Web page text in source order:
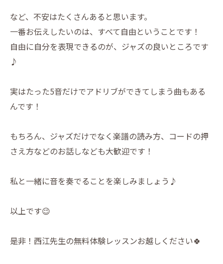
など、不安はたくさんあると思います。
一番お伝えしたいのは、すべて自由ということです！
自由に自分を表現できるのが、ジャズの良いところです
♪
実はたった5音だけでアドリブができてしまう曲もある
んです！
もちろん、ジャズだけでなく楽譜の読み方、コードの押
さえ方などのお話しなども大歓迎です！
私と一緒に音を奏でることを楽しみましょう♪
以上です😉
是非！西江先生の無料体験レッスンお越しください🍀